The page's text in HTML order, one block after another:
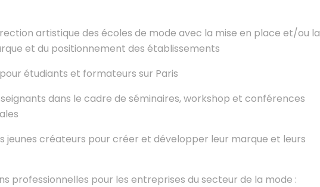
artistique des écoles de mode avec la mise en place et/ou la
et du positionnement des établissements
étudiants et formateurs sur Paris
dans le cadre de séminaires, workshop et conférences
jeunes créateurs pour créer et développer leur marque et leurs
professionnelles pour les entreprises du secteur de la mode :